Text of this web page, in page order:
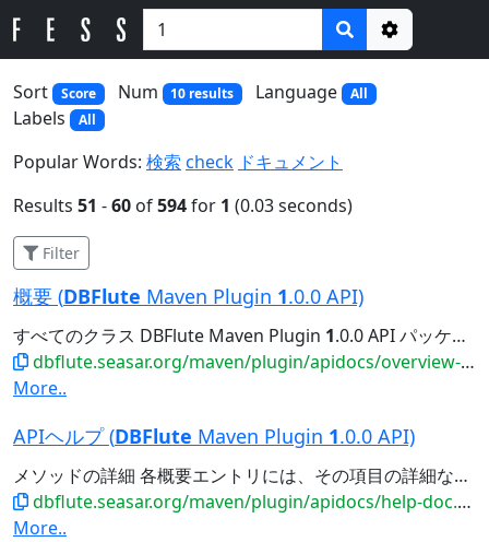
Options
Sort
Score Num 10 results Language All
Labels All
Popular Words: 検索 check ドキュメント
Results 51 -60 of594for 1 (0.03 seconds)
Filter
概要 (DBFlute Maven Plugin 1.0.0 API)
すべてのクラス DBFlute Maven Plugin 1.0.0 API パッケージ パッケージ 説明 org.se...
dbflute.seasar.org/maven/plugin/apidocs/overview-summary.html
More..
APIヘルプ (DBFlute Maven Plugin 1.0.0 API)
メソッドの詳細 各概要エントリには、その項目の詳細な説明の中から
dbflute.seasar.org/maven/plugin/apidocs/help-doc.html
More..